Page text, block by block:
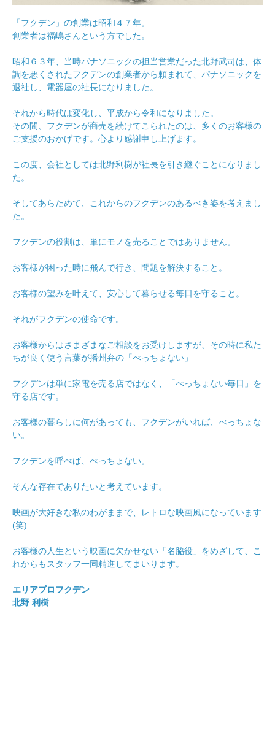
「フクデン」の創業は昭和４７年。
創業者は福嶋さんという方でした。
昭和６３年、当時パナソニックの担当営業だった北野武司は、体
調を悪くされたフクデンの創業者から頼まれて、パナソニックを
退社し、電器屋の社長になりました。
それから時代は変化し、平成から令和になりました。
その間、フクデンが商売を続けてこられたのは、多くのお客様の
ご支援のおかげです。心より感謝申し上げます。
この度、会社としては北野利樹が社長を引き継ぐことになりまし
た。
そしてあらためて、これからのフクデンのあるべき姿を考えまし
た。
フクデンの役割は、単にモノを売ることではありません。
お客様が困った時に飛んで行き、問題を解決すること。
お客様の望みを叶えて、安心して暮らせる毎日を守ること。
それがフクデンの使命です。
お客様からはさまざまなご相談をお受けしますが、その時に私た
ちが良く使う言葉が播州弁の「べっちょない」
フクデンは単に家電を売る店ではなく、「べっちょない毎日」を
守る店です。
お客様の暮らしに何があっても、フクデンがいれば、べっちょな
い。
フクデンを呼べば、べっちょない。
そんな存在でありたいと考えています。
映画が大好きな私のわがままで、レトロな映画風になっています
(笑)
お客様の人生という映画に欠かせない「名脇役」をめざして、こ
れからもスタッフ一同精進してまいります。
エリアプロフクデン
北野 利樹